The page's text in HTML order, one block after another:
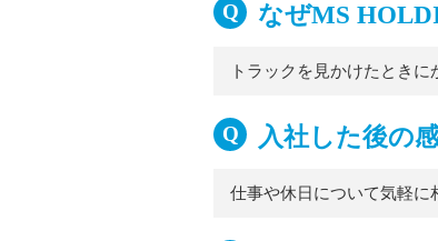
なぜMS
トラックを見かけたときに
入社した後の
仕事や休日について気軽に